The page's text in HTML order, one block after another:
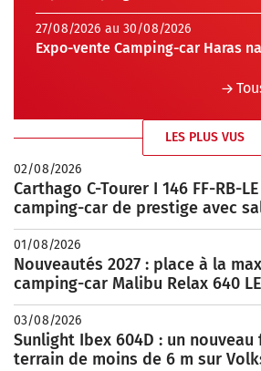
27/08/2026 au 30/08/2026
Expo-vente Camping-car Haras
LES PLUS VUS
02/08/2026
Carthago C-Tourer I 146 FF-RB-
camping-car de prestige avec
01/08/2026
Nouveautés 2027 : place à la
camping-car Malibu Relax 640
03/08/2026
Sunlight Ibex 604D : un
terrain de moins de 6 m sur